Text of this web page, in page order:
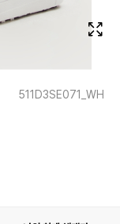
511D3SE071_WH